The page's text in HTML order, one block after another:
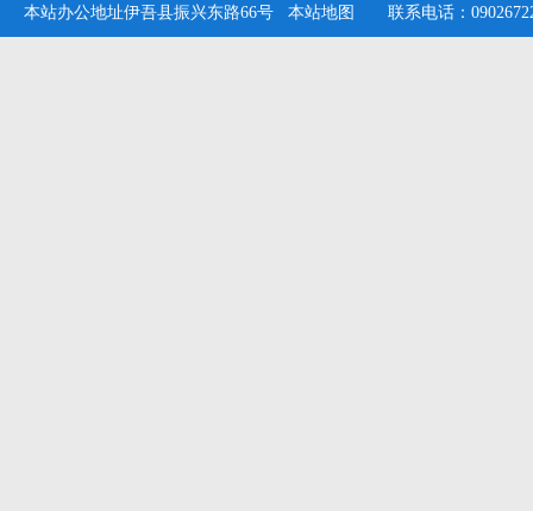
本站办公地址伊吾县振兴东路66号 本站地图 联系电话：